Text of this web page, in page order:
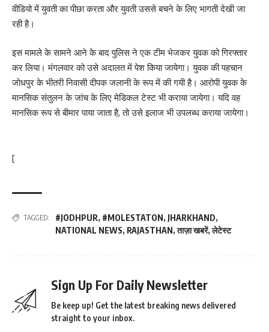
वीडियो में युवती का पीछा करता और युवती उससे बचने के लिए भागती देखी जा
रही है।
इस मामले के सामने आने के बाद पुलिस ने एक टीम भेजकर युवक को गिरफ्तार
कर लिया। मंगलवार को उसे अदालत में पेश किया जायेगा। युवक की पहचान
जोधपुर के भीतरी निवासी दीपक जलानी के रूप में की गयी है। आरोपी युवक के
मानसिक संतुलन के जांच के लिए मेडिकल टेस्ट भी कराया जायेगा। यदि वह
मानसिक रूप से बीमार पाया जाता है, तो उसे इलाज भी उपलब्ध कराया जायेगा।
[
TAGGED: #JODHPUR, #MOLESTATON, JHARKHAND,
NATIONAL NEWS, RAJASTHAN,ताज़ा खबरें,लेटेस्ट
Sign Up For Daily Newsletter
Be keep up! Get the latest breaking news delivered
straight to your inbox.